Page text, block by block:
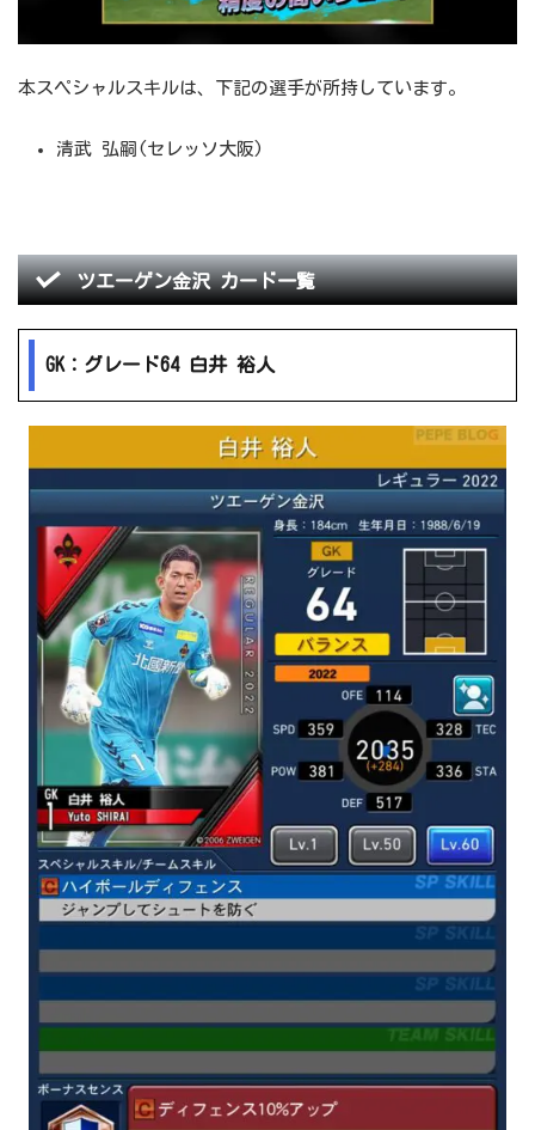
本スペシャルスキルは、下記の選手が所持しています。
清武 弘嗣(セレッソ大阪)
ツエーゲン金沢 カード一覧
GK：グレード64 白井 裕人